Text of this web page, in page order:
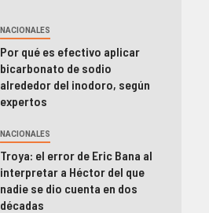
NACIONALES
Por qué es efectivo aplicar
bicarbonato de sodio
alrededor del inodoro, según
expertos
NACIONALES
Troya: el error de Eric Bana al
interpretar a Héctor del que
nadie se dio cuenta en dos
décadas